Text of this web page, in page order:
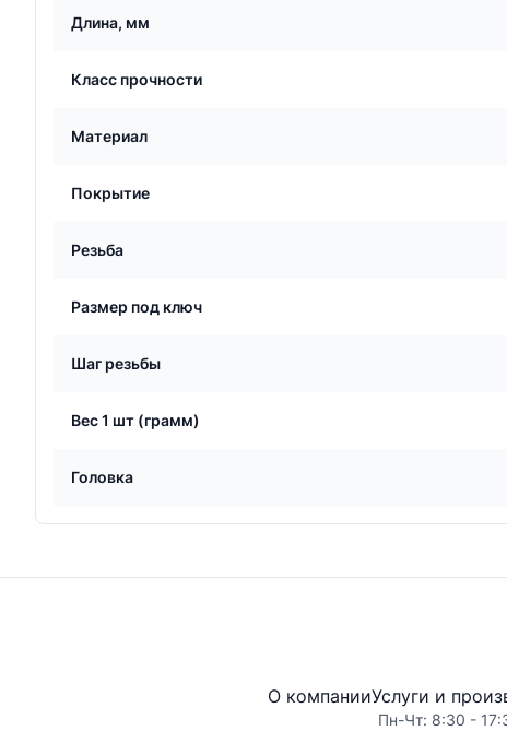
Длина, мм
Класс прочности
Материал
Покрытие
Резьба
Размер под ключ
Шаг резьбы
Вес 1 шт (грамм)
Головка
О компанииУслуги и
Пн-Чт: 8:30 -